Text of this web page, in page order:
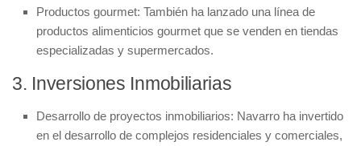
Productos gourmet: También ha lanzado una línea de
productos alimenticios gourmet que se venden en tiendas
especializadas y supermercados.
3. Inversiones Inmobiliarias
Desarrollo de proyectos inmobiliarios: Navarro ha invertido
en el desarrollo de complejos residenciales y comerciales,